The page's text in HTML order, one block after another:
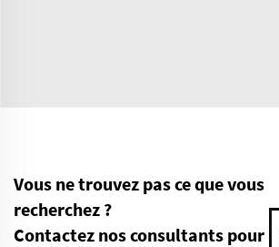
Vous ne trouvez pas ce que vous
recherchez ?
Contactez nos consultants pour